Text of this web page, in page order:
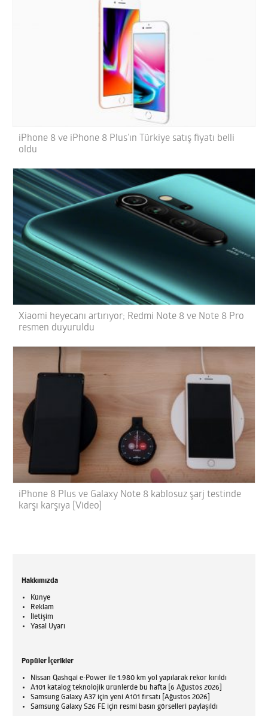
iPhone 8 ve iPhone 8 Plus’ın Türkiye satış fiyatı belli
oldu
Xiaomi heyecanı artırıyor; Redmi Note 8 ve Note 8 Pro
resmen duyuruldu
iPhone 8 Plus ve Galaxy Note 8 kablosuz şarj testinde
karşı karşıya [Video]
Hakkımızda
Künye
Reklam
İletişim
Yasal Uyarı
Popüler İçerikler
Nissan Qashqai e-Power ile 1.980 km yol yapılarak rekor kırıldı
A101 katalog teknolojik ürünlerde bu hafta [6 Ağustos 2026]
Samsung Galaxy A37 için yeni A101 fırsatı [Ağustos 2026]
Samsung Galaxy S26 FE için resmi basın görselleri paylaşıldı